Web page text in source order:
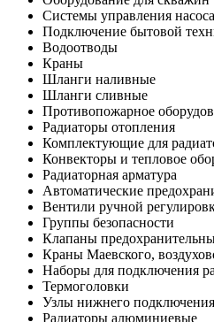
Системы управления
Подключение бытовой
Водоотводы
Краны
Шланги наливные
Шланги сливные
Противопожарное
Радиаторы отопления
Комплектующие для
Конвекторы и тепловое
Радиаторная арматура
Автоматические
Вентили ручной
Группы безопасности
Клапаны
Краны Маевского,
Наборы для подключения
Термоголовки
Узлы нижнего подключения
Радиаторы алюминиевые